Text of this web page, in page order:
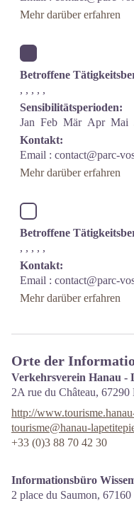
Mehr darüber erfahren
Betroffene
, , , , ,
Sensibilitätsperioden:
Jan Feb Mär Apr Mai
Kontakt:
Email : contact@parc-
Mehr darüber erfahren
Betroffene
, , , , ,
Kontakt:
Email : contact@parc-
Mehr darüber erfahren
Orte der
Verkehrsverein Hanau -
2A rue du Château, 67290
http://
tourisme@hanau-
+33 (0)3 88 70 42 30
Informationsbüro
2 place du Saumon, 67160